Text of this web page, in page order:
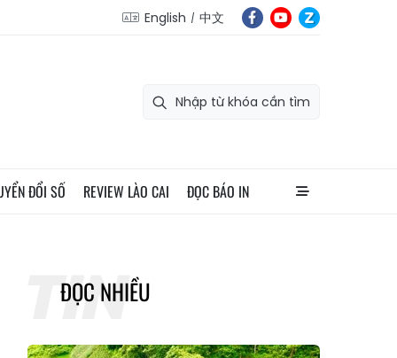
English 中文
ĐỔI SỐ REVIEW LÀO CAI ĐỌC BÁO IN
ĐỌC NHIỀU